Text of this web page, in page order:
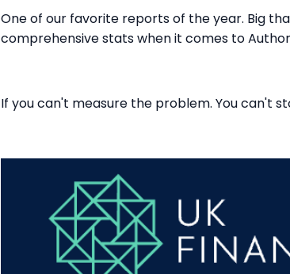
One of our favorite reports of the year. Big
comprehensive stats when it comes to
If you can't measure the problem. You can't